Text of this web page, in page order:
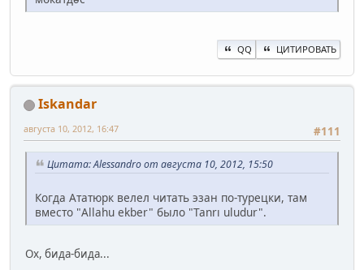
QQ ЦИТИРОВАТЬ
Iskandar
#111
августа 10, 2012, 16:47
Цитата: Alessandro от августа 10, 2012, 15:50
Когда Ататюрк велел читать эзан по-турецки, там
вместо "Allahu ekber" было "Tanrı uludur".
Ох, бида-бида...